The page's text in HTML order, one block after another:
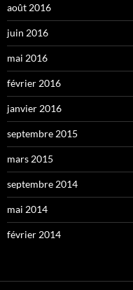
août 2016
juin 2016
mai 2016
février 2016
janvier 2016
septembre 2015
mars 2015
septembre 2014
mai 2014
février 2014